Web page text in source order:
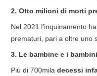
2. Otto milioni di morti
Nel 2021 l’inquinamento
prematuri, pari a oltre uno
3. Le bambine e i
Più di 700mila decessi